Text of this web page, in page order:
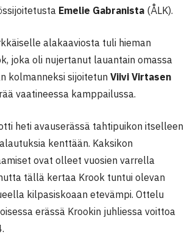
Emelie Gabranista (ÅLK).
alakaaviosta tuli hieman
joka oli nujertanut lauantain omassa
kolmanneksi sijoitetun Viivi Virtasen
vaatineessa kamppailussa.
heti avauserässä tahtipuikon itselleen
kenttään. Kaksikon
ovat olleet vuosien varrella
tällä kertaa Krook tuntui olevan
kilpasiskoaan etevämpi. Ottelu
erässä Krookin juhliessa voittoa